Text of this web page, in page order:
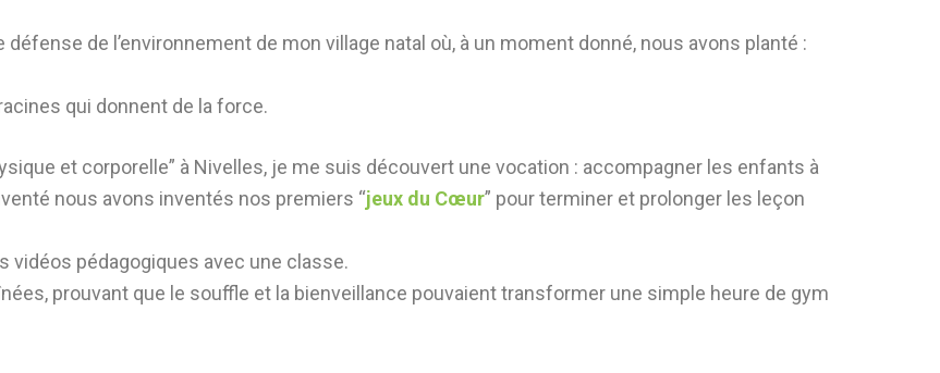
de l’environnement de mon village natal où, à un moment donné, nous avons planté :
qui donnent de la force.
et corporelle” à Nivelles, je me suis découvert une vocation : accompagner les enfants à
nous avons inventés nos premiers “jeux du Cœur” pour terminer et prolonger les leçon
vidéos pédagogiques avec une classe.
prouvant que le souffle et la bienveillance pouvaient transformer une simple heure de gym